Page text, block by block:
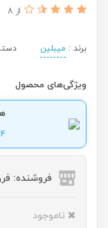
از 8
برند : میبلین
ویژگی‌های محصول
4 قسط ماهانه بدون سود ، چک و ضامن .
فروشنده:
ناموجود